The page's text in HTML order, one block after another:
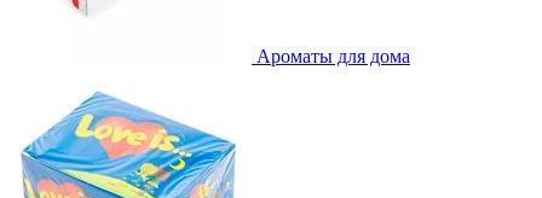
Ароматы для дома